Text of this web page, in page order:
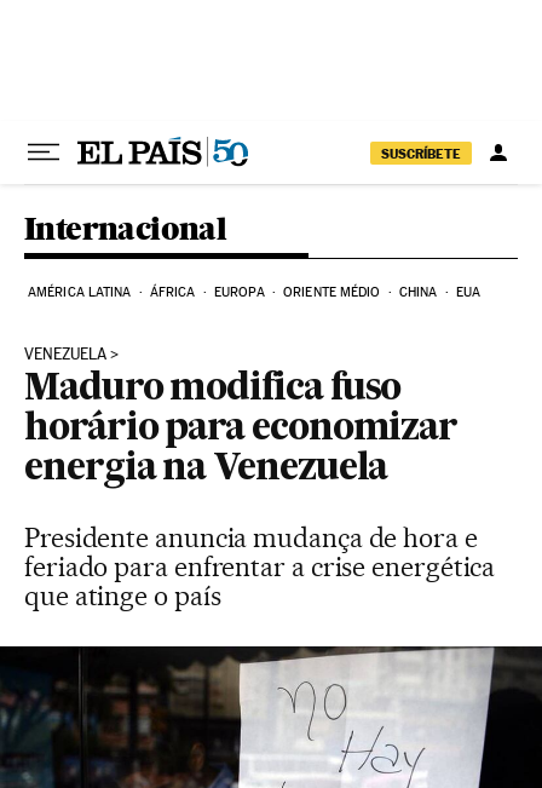
SUSCRÍBETE
Internacional
AMÉRICA LATINA ÁFRICA EUROPA ORIENTE MÉDIO CHINA EUA
VENEZUELA
Maduro modifica fuso
horário para economizar
energia na Venezuela
Presidente anuncia mudança de hora e
feriado para enfrentar a crise energética
que atinge o país